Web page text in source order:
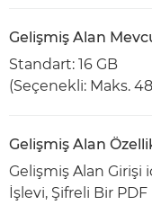
Gelişmiş Alan
Standart: 16 GB
(Seçenekli: Maks.
Gelişmiş Alan
Gelişmiş Alan Girişi
İşlevi, Şifreli Bir PDF